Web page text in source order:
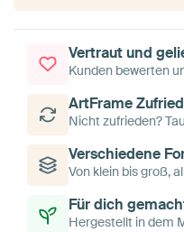
Vertraut und
Kunden bewerten
ArtFrame
Nicht zufrieden?
Verschiedene
Von klein bis groß,
Für dich
Hergestellt in dem